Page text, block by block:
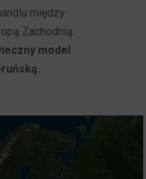
między
Zachodnią.
model